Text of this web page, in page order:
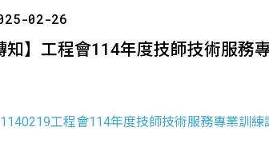
02-26
知】工程會114年度技師技術服務
工程會114年度技師技術服務專業訓練